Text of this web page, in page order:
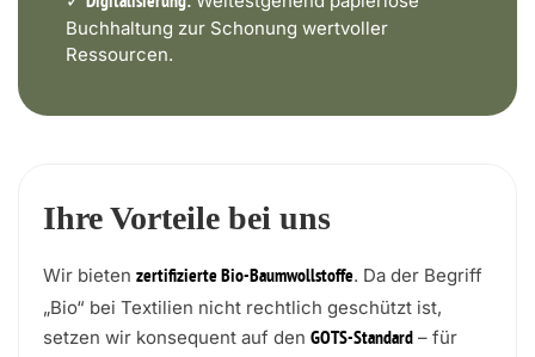
Buchhaltung zur Schonung wertvoller
Ressourcen.
Ihre Vorteile bei uns
Wir bieten zertifizierte Bio-Baumwollstoffe. Da der Begriff
„Bio“ bei Textilien nicht rechtlich geschützt ist,
setzen wir konsequent auf den GOTS-Standard – für